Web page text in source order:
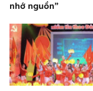
nhớ nguồn”